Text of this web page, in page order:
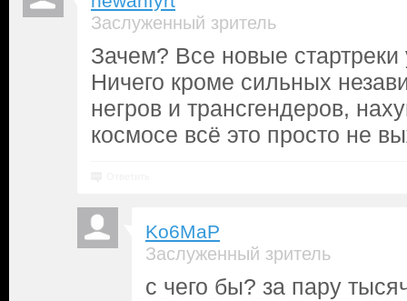
Заслуженный зритель
Зачем? Все новые
Ничего кроме сильных
негров и трансгендеров,
космосе всё это просто не
Ko6MaP
Заслуженный зритель
с чего бы? за пару